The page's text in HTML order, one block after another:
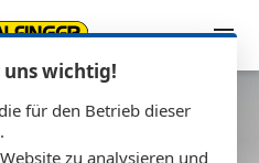
wichtig!
für den Betrieb dieser
zu analysieren und